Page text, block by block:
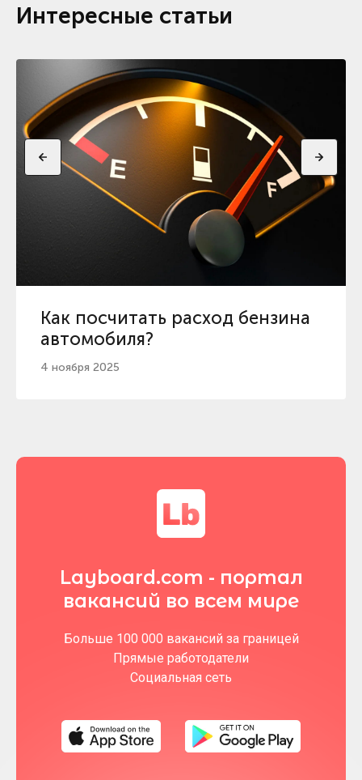
Интересные статьи
Как посчитать расход бензина
автомобиля?
4 ноября 2025
Layboard.com - портал
вакансий во всем мире
Больше 100 000 вакансий за границей
Прямые работодатели
Социальная сеть